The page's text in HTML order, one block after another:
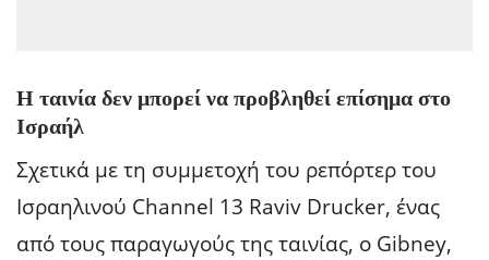
Η ταινία δεν μπορεί να προβληθεί επίσημα στο
Ισραήλ
Σχετικά με τη συμμετοχή του ρεπόρτερ του
Ισραηλινού Channel 13 Raviv Drucker, ένας
από τους παραγωγούς της ταινίας, ο Gibney,